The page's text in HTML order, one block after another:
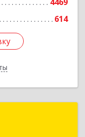
614